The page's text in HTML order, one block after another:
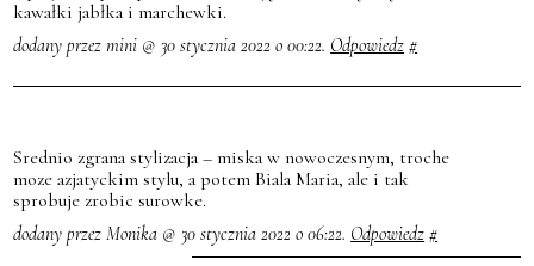
kawałki jabłka i marchewki.
dodany przez mini @ 30 stycznia 2022 o 00:22. Odpowiedz #
Srednio zgrana stylizacja – miska w nowoczesnym, troche
moze azjatyckim stylu, a potem Biala Maria, ale i tak
sprobuje zrobic surowke.
dodany przez Monika @ 30 stycznia 2022 o 06:22. Odpowiedz #